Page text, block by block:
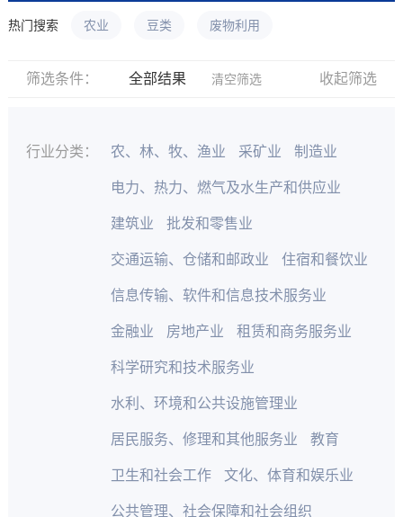
热门搜索 农业 豆类 废物利用
筛选条件： 全部结果 清空筛选 收起筛选
行业分类： 农、林、牧、渔业 采矿业 制造业
电力、热力、燃气及水生产和供应业
建筑业 批发和零售业
交通运输、仓储和邮政业 住宿和餐饮业
信息传输、软件和信息技术服务业
金融业 房地产业 租赁和商务服务业
科学研究和技术服务业
水利、环境和公共设施管理业
居民服务、修理和其他服务业 教育
卫生和社会工作 文化、体育和娱乐业
公共管理、社会保障和社会组织